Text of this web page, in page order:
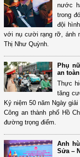
nước
trong
đội
với nụ cười rạng rỡ, ánh
Thị Như Quỳnh.
Phụ
an
Thực
tăng
Kỷ niệm 50 năm Ngày
Công an thành phố Hồ
đường trọng điểm.
Anh
Sửa –